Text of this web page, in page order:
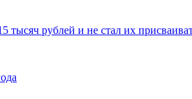
тысяч рублей и не стал их